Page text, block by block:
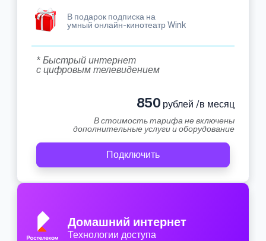
В подарок подписка на
умный онлайн-кинотеатр Wink
* Быстрый интернет
с цифровым телевидением
850 рублей /в месяц
В стоимость тарифа не включены
дополнительные услуги и оборудование
Подключить
Домашний интернет
Технологии доступа